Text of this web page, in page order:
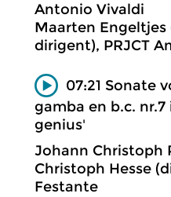
Antonio Vivaldi
Maarten
dirigent), PRJCT
07:21 Sonate
gamba en b.c.
genius'
Johann Christoph
Christoph Hesse
Festante